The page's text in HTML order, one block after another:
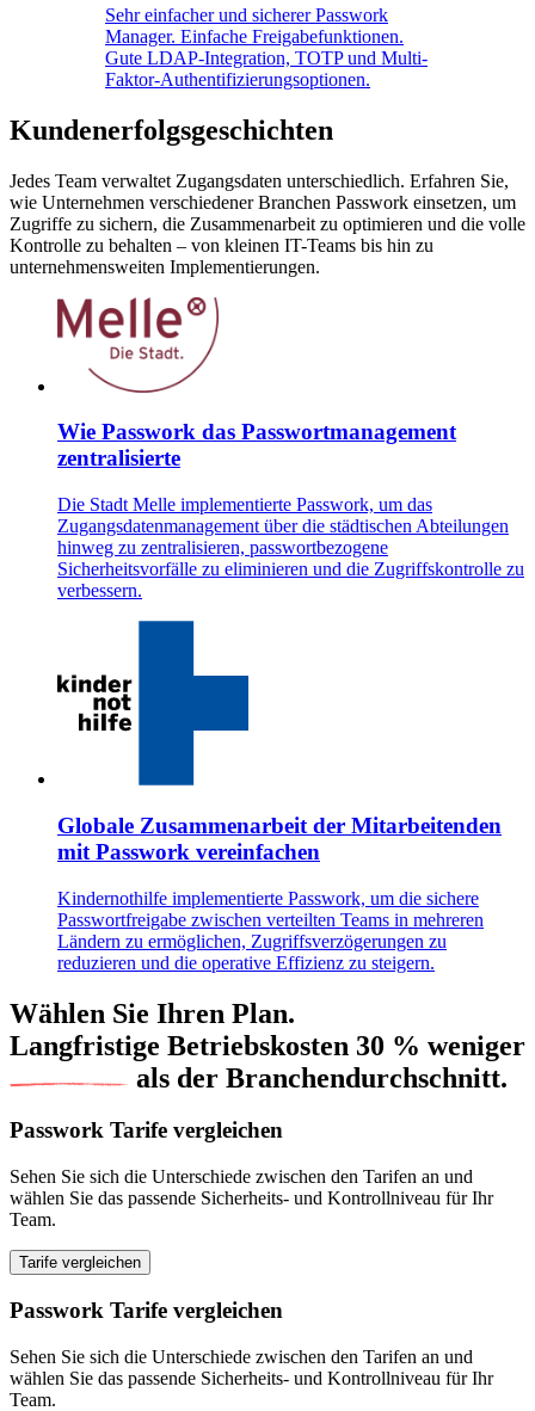
Sehr einfacher und sicherer Passwork
Manager. Einfache Freigabefunktionen.
Gute LDAP-Integration, TOTP und Multi-
Faktor-Authentifizierungsoptionen.
Kundenerfolgsgeschichten
Jedes Team verwaltet Zugangsdaten unterschiedlich. Erfahren Sie,
wie Unternehmen verschiedener Branchen Passwork einsetzen, um
Zugriffe zu sichern, die Zusammenarbeit zu optimieren und die volle
Kontrolle zu behalten – von kleinen IT-Teams bis hin zu
unternehmensweiten Implementierungen.
Wie Passwork das Passwortmanagement
zentralisierte
Die Stadt Melle implementierte Passwork, um das
Zugangsdatenmanagement über die städtischen Abteilungen
hinweg zu zentralisieren, passwortbezogene
Sicherheitsvorfälle zu eliminieren und die Zugriffskontrolle zu
verbessern.
Globale Zusammenarbeit der Mitarbeitenden
mit Passwork vereinfachen
Kindernothilfe implementierte Passwork, um die sichere
Passwortfreigabe zwischen verteilten Teams in mehreren
Ländern zu ermöglichen, Zugriffsverzögerungen zu
reduzieren und die operative Effizienz zu steigern.
Wählen Sie Ihren Plan.
Langfristige Betriebskosten 30 % weniger
als der Branchendurchschnitt.
Passwork Tarife vergleichen
Sehen Sie sich die Unterschiede zwischen den Tarifen an und
wählen Sie das passende Sicherheits- und Kontrollniveau für Ihr
Team.
Tarife vergleichen
Passwork Tarife vergleichen
Sehen Sie sich die Unterschiede zwischen den Tarifen an und
wählen Sie das passende Sicherheits- und Kontrollniveau für Ihr
Team.